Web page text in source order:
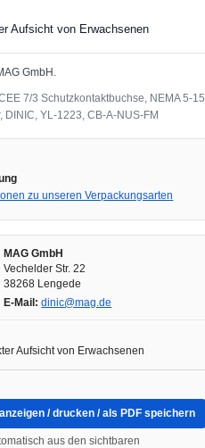
Aufsicht von Erwachsenen
GmbH.
7/3 Schutzkontaktbuchse, NEMA 5-
DINIC, YL-1223, CB-A-NUS-FM
zu unseren Verpackungsarten
MAG GmbH
Vechelder Str. 22
38268 Lengede
E-Mail: dinic@mag.de
Aufsicht von Erwachsenen
/ drucken / als PDF speichern
aus den sichtbaren